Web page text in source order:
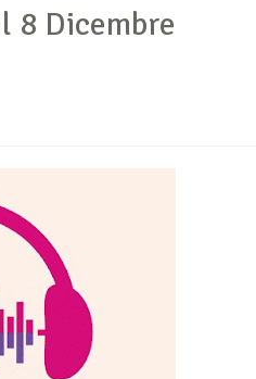
8 Dicembre